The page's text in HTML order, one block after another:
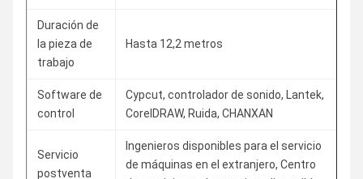
Duración de
la pieza de
trabajo
Hasta 12,2 metros
Software de
control
Cypcut, controlador de sonido, Lantek,
CorelDRAW, Ruida, CHANXAN
Servicio
postventa
Ingenieros disponibles para el servicio
de máquinas en el extranjero, Centro